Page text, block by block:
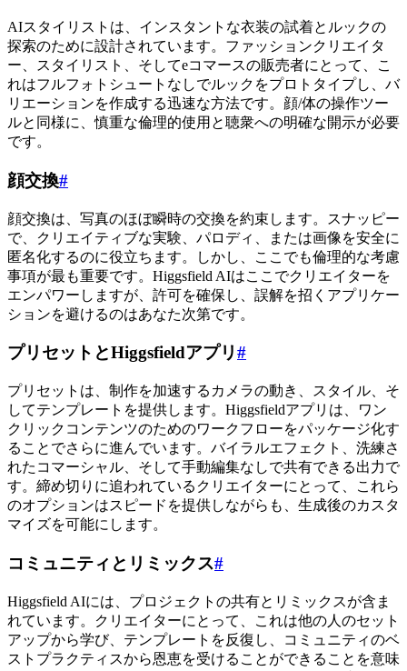
AIスタイリストは、インスタントな衣装の試着とルックの
探索のために設計されています。ファッションクリエイタ
ー、スタイリスト、そしてeコマースの販売者にとって、こ
れはフルフォトシュートなしでルックをプロトタイプし、バ
リエーションを作成する迅速な方法です。顔/体の操作ツー
ルと同様に、慎重な倫理的使用と聴衆への明確な開示が必要
です。
顔交換#
顔交換は、写真のほぼ瞬時の交換を約束します。スナッピー
で、クリエイティブな実験、パロディ、または画像を安全に
匿名化するのに役立ちます。しかし、ここでも倫理的な考慮
事項が最も重要です。Higgsfield AIはここでクリエイターを
エンパワーしますが、許可を確保し、誤解を招くアプリケー
ションを避けるのはあなた次第です。
プリセットとHiggsfieldアプリ#
プリセットは、制作を加速するカメラの動き、スタイル、そ
してテンプレートを提供します。Higgsfieldアプリは、ワン
クリックコンテンツのためのワークフローをパッケージ化す
ることでさらに進んでいます。バイラルエフェクト、洗練さ
れたコマーシャル、そして手動編集なしで共有できる出力で
す。締め切りに追われているクリエイターにとって、これら
のオプションはスピードを提供しながらも、生成後のカスタ
マイズを可能にします。
コミュニティとリミックス#
Higgsfield AIには、プロジェクトの共有とリミックスが含ま
れています。クリエイターにとって、これは他の人のセット
アップから学び、テンプレートを反復し、コミュニティのベ
ストプラクティスから恩恵を受けることができることを意味